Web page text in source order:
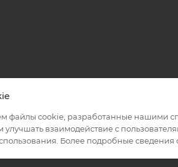
интернет-магазин
файлы cookie, разработанные нашими
улучшать взаимодействие с
Более подробные